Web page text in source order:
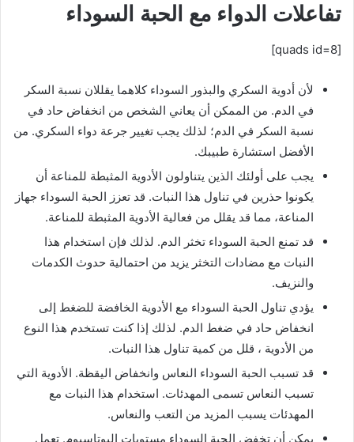
تفاعلات الدواء مع الحبة السوداء
[quads id=8]
لأن أدوية السكري والبذور السوداء كلاهما يقللان نسبة السكر
في الدم. من الممكن أن يعاني الشخص من انخفاض حاد في
نسبة السكر في الدم؛ لذلك يجب تغيير جرعة دواء السكري. من
الأفضل استشارة طبيبك.
يجب على أولئك الذين يتناولون الأدوية المثبطة للمناعة أن
يكونوا حذرين في تناول هذا النبات. قد تعزز الحبة السوداء جهاز
المناعة، مما قد يقلل من فعالية الأدوية المثبطة للمناعة.
قد تمنع الحبة السوداء تخثر الدم. لذلك فإن استخدام هذا
النبات مع مضادات التخثر يزيد من احتمالية حدوث الكدمات
والنزيف.
يؤدي تناول الحبة السوداء مع الأدوية الخافضة للضغط إلى
انخفاض حاد في ضغط الدم. لذلك إذا كنت تستخدم هذا النوع
من الأدوية ، قلل من كمية تناول هذا النبات.
قد تسبب الحبة السوداء النعاس وانخفاض اليقظة. الأدوية التي
تسبب النعاس تسمى المهدئات. استخدام هذا النبات مع
المهدئات يسبب المزيد من التعب والنعاس.
يمكن أن تخفض الحبة السوداء مستويات البوتاسيوم. تعمل